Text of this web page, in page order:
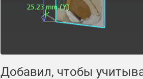
Добавил, чтобы